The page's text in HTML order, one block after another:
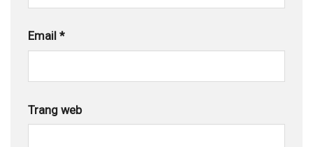
Email *
Trang web